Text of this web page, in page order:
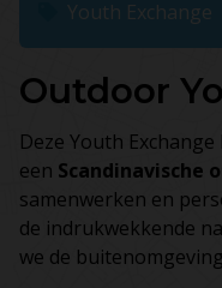
Youth Exchange
Outdoor
Deze Youth
een Scandinavische
samenwerken en
de indrukwekkende
we de